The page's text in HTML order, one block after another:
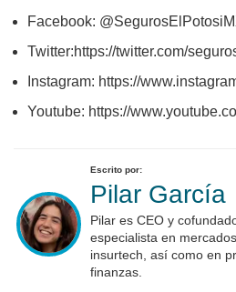
Facebook:
Twitter:https://twitter.com/
Instagram: https://
Youtube: https://
Escrito por:
Pilar García
Pilar es CEO y
especialista en
insurtech, así como en
finanzas.